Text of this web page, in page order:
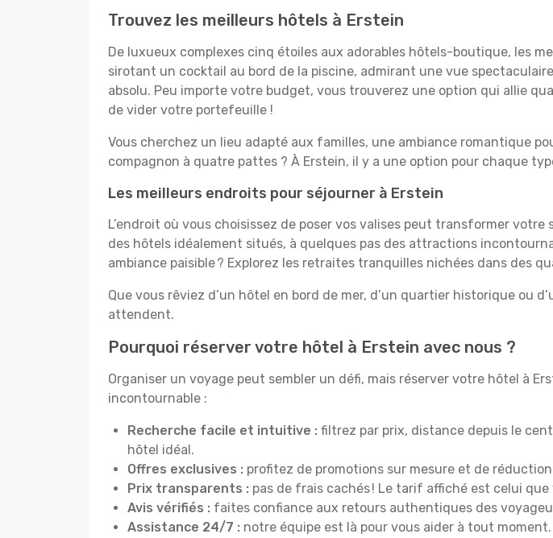
Trouvez les meilleurs hôtels à Erstein
De luxueux complexes cinq étoiles aux adorables hôtels-boutique, les
sirotant un cocktail au bord de la piscine, admirant une vue
absolu. Peu importe votre budget, vous trouverez une option qui allie
de vider votre portefeuille !
Vous cherchez un lieu adapté aux familles, une ambiance romantique
compagnon à quatre pattes ? À Erstein, il y a une option pour chaque
Les meilleurs endroits pour séjourner à Erstein
L’endroit où vous choisissez de poser vos valises peut transformer
des hôtels idéalement situés, à quelques pas des attractions
ambiance paisible ? Explorez les retraites tranquilles nichées dans des
Que vous rêviez d’un hôtel en bord de mer, d’un quartier historique ou
attendent.
Pourquoi réserver votre hôtel à Erstein avec nous ?
Organiser un voyage peut sembler un défi, mais réserver votre hôtel à
incontournable :
Recherche facile et intuitive : filtrez par prix, distance depuis le
hôtel idéal.
Offres exclusives : profitez de promotions sur mesure et de
Prix transparents : pas de frais cachés ! Le tarif affiché est celui que
Avis vérifiés : faites confiance aux retours authentiques des
Assistance 24/7 : notre équipe est là pour vous aider à tout moment.